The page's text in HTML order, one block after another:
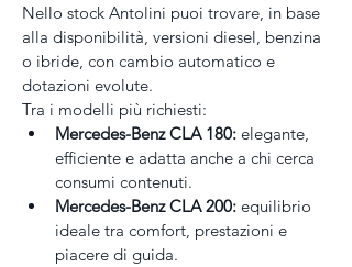
Nello stock Antolini puoi trovare, in base
alla disponibilità, versioni diesel, benzina
o ibride, con cambio automatico e
dotazioni evolute.
Tra i modelli più richiesti:
Mercedes-Benz CLA 180: elegante,
efficiente e adatta anche a chi cerca
consumi contenuti.
Mercedes-Benz CLA 200: equilibrio
ideale tra comfort, prestazioni e
piacere di guida.